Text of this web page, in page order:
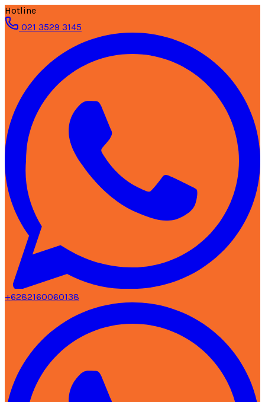
Hotline
021 3529 3145
+6282160060138